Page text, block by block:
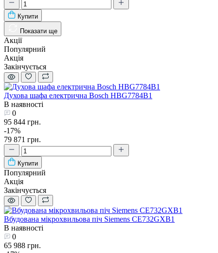
Купити
Показати ще
Акції
Популярний
Акція
Закінчується
Духова шафа електрична Bosch HBG7784B1
В наявності
0
95 844 грн.
-17%
79 871 грн.
Купити
Популярний
Акція
Закінчується
Вбудована мікрохвильова піч Siemens CE732GXB1
В наявності
0
65 988 грн.